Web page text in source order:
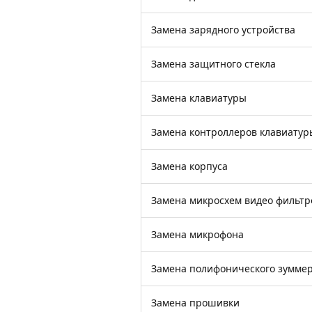
Замена зарядного устройства
Замена защитного стекла
Замена клавиатуры
Замена контроллеров
Замена корпуса
Замена микросхем видео
Замена микрофона
Замена полифонического
Замена прошивки